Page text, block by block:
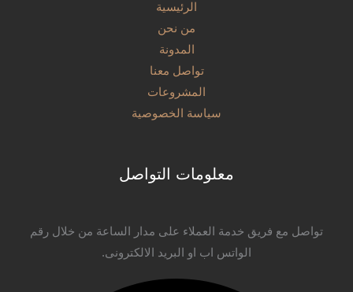
الرئيسية
من نحن
المدونة
تواصل معنا
المشروعات
سياسة الخصوصية
معلومات التواصل
تواصل مع فريق خدمة العملاء على مدار الساعة من خلال رقم
الواتس اب او البريد الالكترونى.